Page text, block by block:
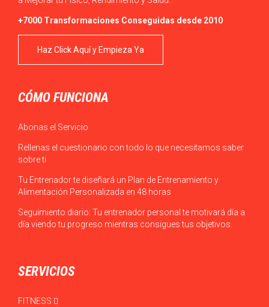
+7000 Transformaciones Conseguidas desde 2010
Haz Click Aquí y Empieza Ya
CÓMO FUNCIONA
Abonas el Servicio
Rellenas el cuestionario con todo lo que necesitamos saber
sobre ti
Tu Entrenador te diseñará un Plan de Entrenamiento y
Alimentación Personalizada en 48 horas
Seguimiento diario: Tu entrenador personal te motivará día a
día viendo tu progreso mientras consigues tus objetivos.
SERVICIOS
FITNESS